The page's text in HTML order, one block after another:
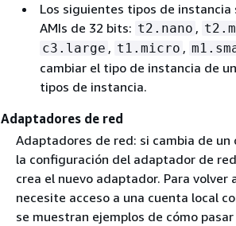
Los siguientes tipos de
AMIs de 32 bits: t2.nano ,
c3.large , t1.micro ,
cambiar el tipo de instancia de
tipos de instancia.
Adaptadores de red
Adaptadores de red: si cambia de
la configuración del adaptador de
crea el nuevo adaptador. Para
necesite acceso a una cuenta local
se muestran ejemplos de cómo